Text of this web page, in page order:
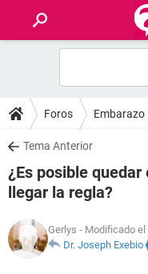
FOROS
SALUD
FAMILIA
NUTRICIÓN
Foros Embarazo
Tema Anterior
¿Es posible
llegar la regla?
Gerlys - Modificado el
Dr. Joseph Exebio